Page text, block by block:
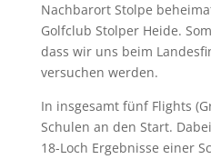
Nachbarort Stolpe
Golfclub Stolper Heide.
dass wir uns beim
versuchen werden.
In insgesamt fünf Flights
Schulen an den Start.
18-Loch Ergebnisse einer